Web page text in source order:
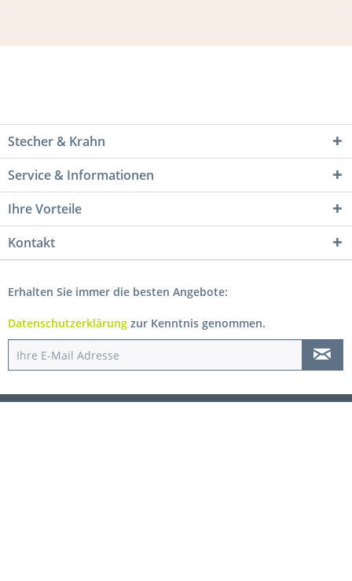
Stecher & Krahn
Service & Informationen
Ihre Vorteile
Kontakt
Erhalten Sie immer die besten Angebote:
Datenschutzerklärung zur Kenntnis genommen.